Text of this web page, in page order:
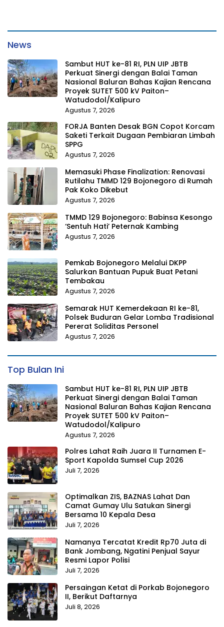
News
Sambut HUT ke-81 RI, PLN UIP JBTB
Perkuat Sinergi dengan Balai Taman
Nasional Baluran Bahas Kajian Rencana
Proyek SUTET 500 kV Paiton–
Watudodol/Kalipuro
Agustus 7, 2026
FORJA Banten Desak BGN Copot Korcam
Saketi Terkait Dugaan Pembiaran Limbah
SPPG
Agustus 7, 2026
Memasuki Phase Finalization: Renovasi
Rutilahu TMMD 129 Bojonegoro di Rumah
Pak Koko Dikebut
Agustus 7, 2026
TMMD 129 Bojonegoro: Babinsa Kesongo
‘Sentuh Hati’ Peternak Kambing
Agustus 7, 2026
Pemkab Bojonegoro Melalui DKPP
Salurkan Bantuan Pupuk Buat Petani
Tembakau
Agustus 7, 2026
Semarak HUT Kemerdekaan RI ke-81,
Polsek Buduran Gelar Lomba Tradisional
Pererat Soliditas Personel
Agustus 7, 2026
Top Bulan Ini
Sambut HUT ke-81 RI, PLN UIP JBTB
Perkuat Sinergi dengan Balai Taman
Nasional Baluran Bahas Kajian Rencana
Proyek SUTET 500 kV Paiton–
Watudodol/Kalipuro
Agustus 7, 2026
Polres Lahat Raih Juara II Turnamen E-
Sport Kapolda Sumsel Cup 2026
Juli 7, 2026
Optimalkan ZIS, BAZNAS Lahat Dan
Camat Gumay Ulu Satukan Sinergi
Bersama 10 Kepala Desa
Juli 7, 2026
Namanya Tercatat Kredit Rp70 Juta di
Bank Jombang, Ngatini Penjual Sayur
Resmi Lapor Polisi
Juli 7, 2026
Persaingan Ketat di Porkab Bojonegoro
II, Berikut Daftarnya
Juli 8, 2026